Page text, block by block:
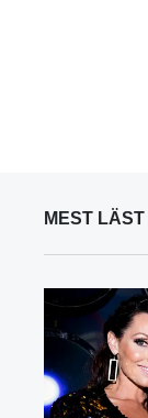
MEST LÄST